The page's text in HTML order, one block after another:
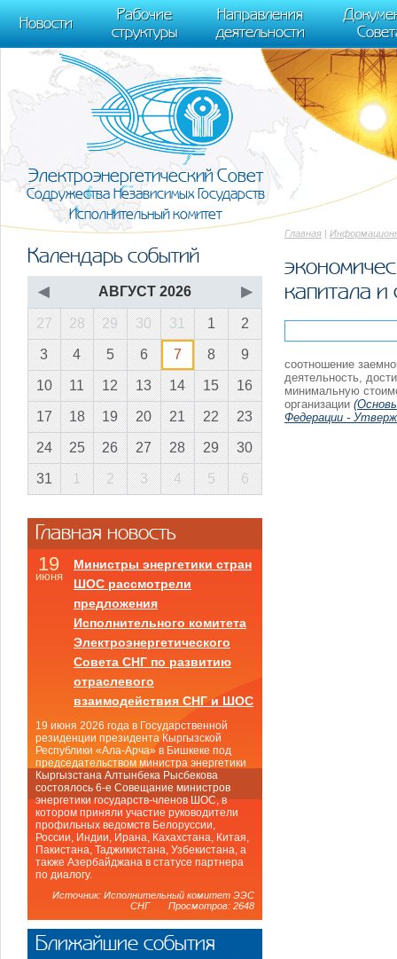
m[i].l=1*new Date(); for (var j = 0; j < document.scripts.length; j++) {if
[0],k.async=1,k.src=r,a.parentNode.insertBefore(k,a)}) (window,
trackLinks:true, accurateTrackBounce:true });
Новости
Рабочие
структуры
Направления
деятельности
Электроэнергетический Совет
Содружества Независимых Государств
Исполнительный комитет
Главная |
капитала и
соотношение
деятельность,
минимальную
организации
Федерации -
Календарь событий
◀ АВГУСТ 2026 ▶
27 28 29 30 31 1 2
3 4 5 6 7 8 9
10 11 12 13 14 15 16
17 18 19 20 21 22 23
24 25 26 27 28 29 30
31 1 2 3 4 5 6
Главная новость
19
июня
Министры энергетики стран
ШОС рассмотрели
предложения
Исполнительного комитета
Электроэнергетического
Совета СНГ по развитию
отраслевого
взаимодействия СНГ и ШОС
19 июня 2026 года в Государственной
резиденции президента Кыргызской
Республики «Ала-Арча» в Бишкеке под
председательством министра энергетики
Кыргызстана Алтынбека Рысбекова
состоялось 6-е Совещание министров
энергетики государств-членов ШОС, в
котором приняли участие руководители
профильных ведомств Белоруссии,
России, Индии, Ирана, Кахахстана, Китая,
Пакистана, Таджикистана, Узбекистана, а
также Азербайджана в статусе партнера
по диалогу.
Источник: Исполнительный комитет ЭЭС
СНГ Просмотров: 2648
Ближайшие события